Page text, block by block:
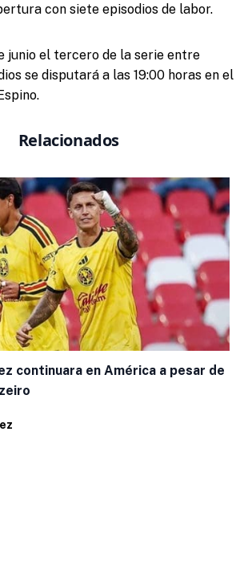
con siete episodios de labor.
junio el tercero de la serie entre
se disputará a las 19:00 horas en el
Relacionados
continuara en América a pesar de